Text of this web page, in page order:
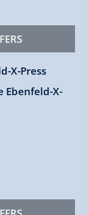
X-Press
Ebenfeld-X-